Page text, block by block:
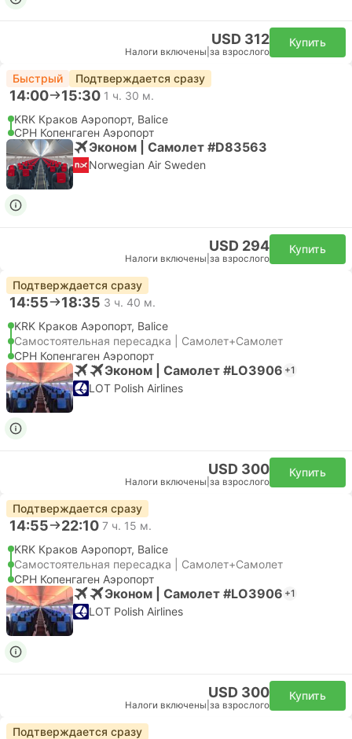
USD 312
Налоги включены за взрослого
Купить
Быстрый Подтверждается сразу
14:00 15:30 1 ч. 30 м.
KRK Краков Аэропорт, Balice
CPH Копенгаген Аэропорт
Эконом | Самолет #D83563
Norwegian Air Sweden
USD 294
Налоги включены за взрослого
Купить
Подтверждается сразу
14:55 18:35 3 ч. 40 м.
KRK Краков Аэропорт, Balice
Самостоятельная пересадка | Самолет+Самолет
CPH Копенгаген Аэропорт
Эконом | Самолет #LO3906 +1
LOT Polish Airlines
USD 300
Налоги включены за взрослого
Купить
Подтверждается сразу
14:55 22:10 7 ч. 15 м.
KRK Краков Аэропорт, Balice
Самостоятельная пересадка | Самолет+Самолет
CPH Копенгаген Аэропорт
Эконом | Самолет #LO3906 +1
LOT Polish Airlines
USD 300
Налоги включены за взрослого
Купить
Подтверждается сразу